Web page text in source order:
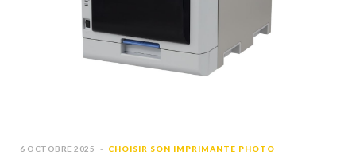
6 OCTOBRE 2025 CHOISIR SON IMPRIMANTE PHOTO